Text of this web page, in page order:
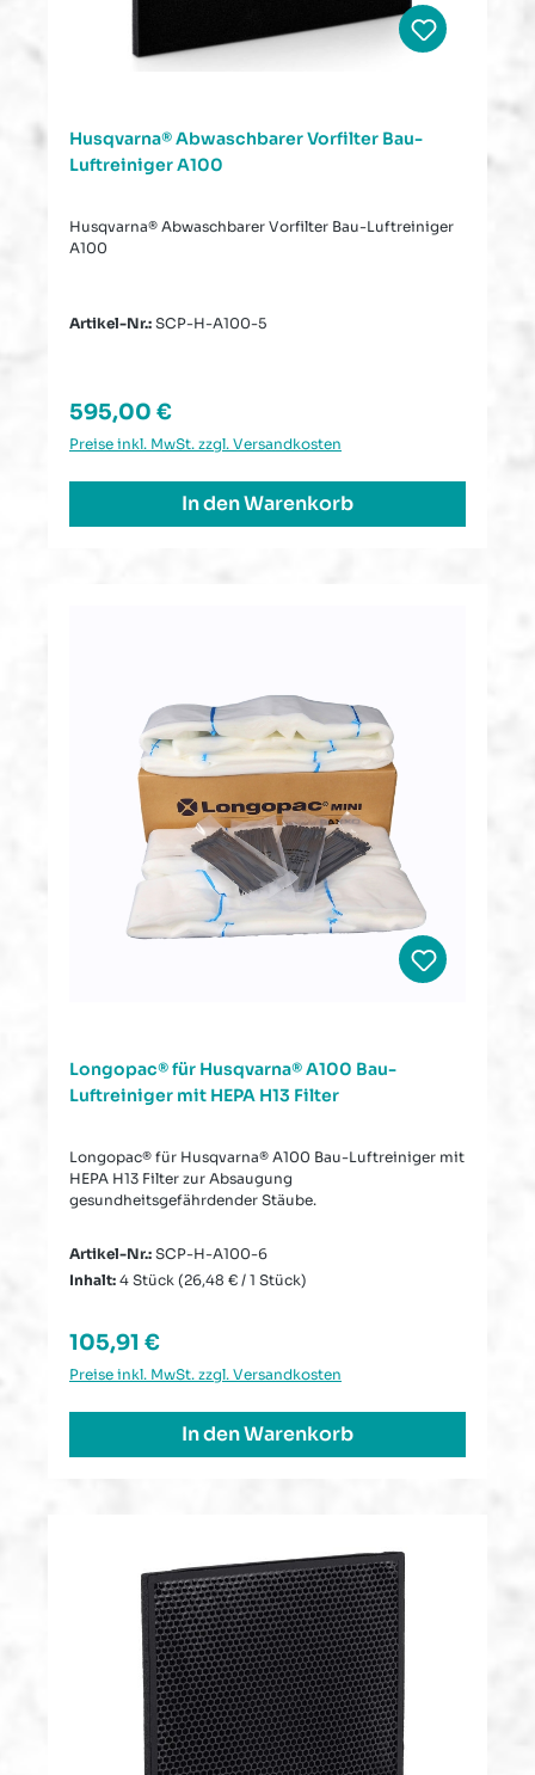
Husqvarna® Abwaschbarer Vorfilter Bau-
Luftreiniger A100
Husqvarna® Abwaschbarer Vorfilter Bau-Luftreiniger
A100
Artikel-Nr.: SCP-H-A100-5
Regulärer Preis:
595,00 €
Preise inkl. MwSt. zzgl. Versandkosten
In den Warenkorb
Longopac® für Husqvarna® A100 Bau-
Luftreiniger mit HEPA H13 Filter
Longopac® für Husqvarna® A100 Bau-Luftreiniger mit
HEPA H13 Filter zur Absaugung
gesundheitsgefährdender Stäube.
Artikel-Nr.: SCP-H-A100-6
Inhalt: 4 Stück (26,48 € / 1 Stück)
Regulärer Preis:
105,91 €
Preise inkl. MwSt. zzgl. Versandkosten
In den Warenkorb